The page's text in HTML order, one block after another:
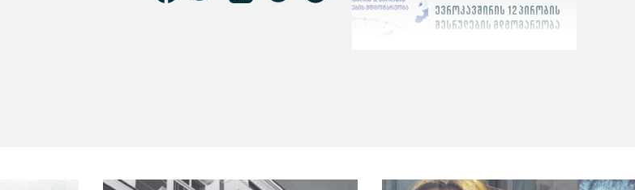
ევროკავშირის 12 პირობის
შესრულების მდგომარეობა